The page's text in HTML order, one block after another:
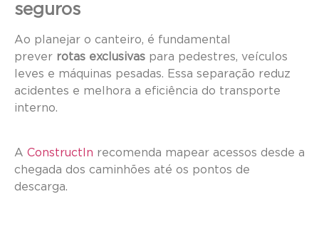
seguros
Ao planejar o canteiro, é fundamental
prever rotas exclusivas para pedestres, veículos
leves e máquinas pesadas. Essa separação reduz
acidentes e melhora a eficiência do transporte
interno.
A ConstructIn recomenda mapear acessos desde a
chegada dos caminhões até os pontos de
descarga.